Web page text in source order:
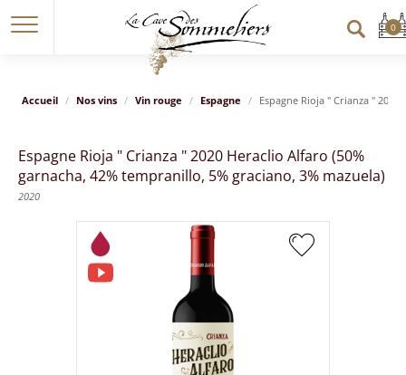
Accueil Nos vins Vin rouge Espagne Espagne Rioja " Crianza "
Espagne Rioja " Crianza " 2020 Heraclio Alfaro (50%
garnacha, 42% tempranillo, 5% graciano, 3% mazuela)
2020